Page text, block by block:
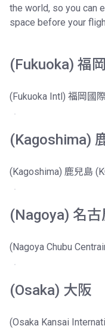
the world, so you can
space before your
(Fukuoka) 福岡
(Fukuoka Intl) 福岡國
(Kagoshima)
(Kagoshima) 鹿兒島
(Nagoya) 名古
(Nagoya Chubu
(Osaka) 大阪
(Osaka Kansai